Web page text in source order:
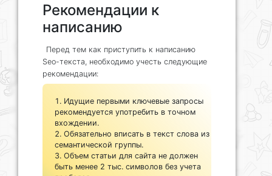
Рекомендации к
написанию
Перед тем как приступить к написанию
Seo-текста, необходимо учесть следующие
рекомендации:
Идущие первыми ключевые запросы
рекомендуется употребить в точном
вхождении.
Обязательно вписать в текст слова из
семантической группы.
Объем статьи для сайта не должен
быть менее 2 тыс. символов без учета